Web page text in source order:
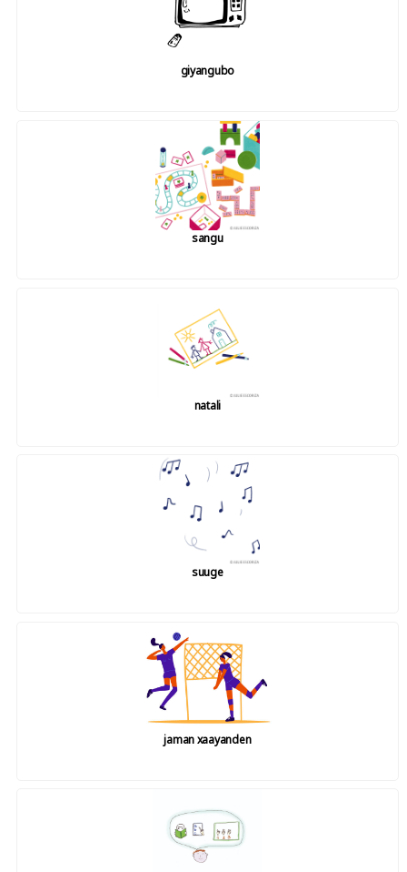
giyangubo
sangu
natali
suuge
jaman xaayanden